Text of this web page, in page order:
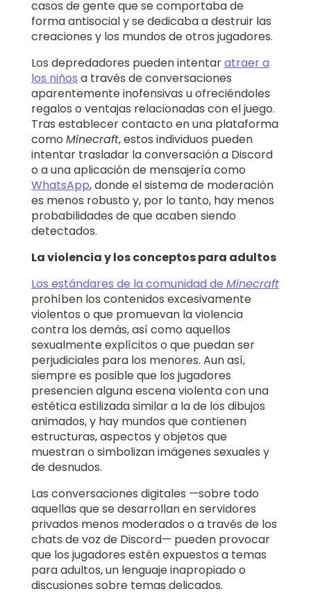
casos de gente que se comportaba de
forma antisocial y se dedicaba a destruir las
creaciones y los mundos de otros jugadores.
Los depredadores pueden intentaratraer a
los niños a través de conversaciones
aparentemente inofensivas u ofreciéndoles
regalos o ventajas relacionadas con el juego.
Tras establecer contacto en una plataforma
como Minecraft, estos individuos pueden
intentar trasladar la conversación a Discord
o a una aplicación de mensajería como
WhatsApp, donde el sistema de moderación
es menos robusto y, por lo tanto, hay menos
probabilidades de que acaben siendo
detectados.
La violencia y los conceptos para adultos
Los estándares de la comunidad de Minecraft
prohíben los contenidos excesivamente
violentos o que promuevan la violencia
contra los demás, así como aquellos
sexualmente explícitos o que puedan ser
perjudiciales para los menores. Aun así,
siempre es posible que los jugadores
presencien alguna escena violenta con una
estética estilizada similar a la de los dibujos
animados, y hay mundos que contienen
estructuras, aspectos y objetos que
muestran o simbolizan imágenes sexuales y
de desnudos.
Las conversaciones digitales —sobre todo
aquellas que se desarrollan en servidores
privados menos moderados o a través de los
chats de voz de Discord— pueden provocar
que los jugadores estén expuestos a temas
para adultos, un lenguaje inapropiado o
discusiones sobre temas delicados.